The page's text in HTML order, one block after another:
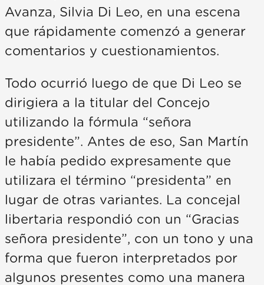
Avanza, Silvia Di Leo, en una escena
que rápidamente comenzó a generar
comentarios y cuestionamientos.
Todo ocurrió luego de que Di Leo se
dirigiera a la titular del Concejo
utilizando la fórmula “señora
presidente”. Antes de eso, San Martín
le había pedido expresamente que
utilizara el término “presidenta” en
lugar de otras variantes. La concejal
libertaria respondió con un “Gracias
señora presidente”, con un tono y una
forma que fueron interpretados por
algunos presentes como una manera